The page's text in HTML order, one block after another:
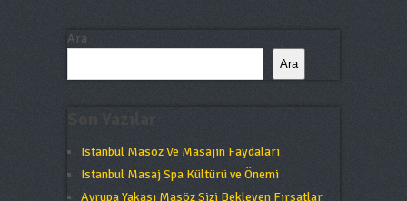
Ara
Ara
Istanbul Masöz Ve Masajın Faydaları
Istanbul Masaj Spa Kültürü ve Önemi
Avrupa Yakası Masöz Sizi Bekleyen Fırsatlar